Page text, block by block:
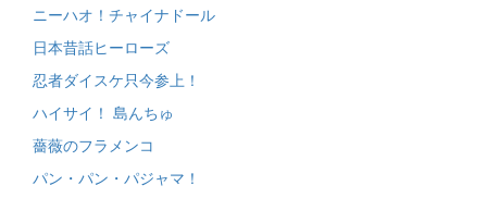
ニーハオ！チャイナドール
日本昔話ヒーローズ
忍者ダイスケ只今参上！
ハイサイ！ 島んちゅ
薔薇のフラメンコ
パン・パン・パジャマ！